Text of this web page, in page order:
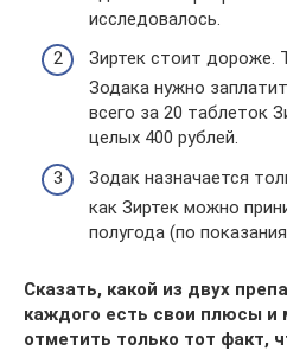
исследовалось.
Зиртек стоит дороже.
Зодака нужно
всего за 20 таблеток
целых 400 рублей.
Зодак назначается
как Зиртек можно
полугода (по
Сказать, какой из двух
каждого есть свои плюсы и
отметить только тот факт,